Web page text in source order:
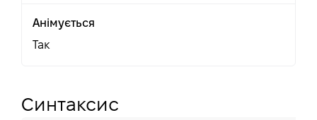
Анімується
Так
Синтаксис